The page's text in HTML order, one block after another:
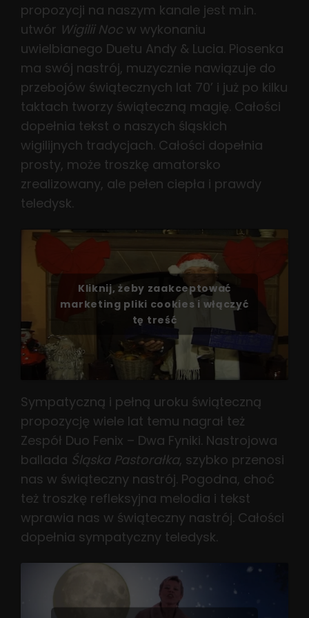
propozycji na naszym kanale jest m.in.
utwór Wigilii Noc w wykonaniu
uwielbianego Duetu Andy & Lucia. Piosenka
ma swój nastrój, muzycznie nawiązuje do
przebojów świątecznych lat 70’ i już po kilku
taktach tworzy świąteczną magię. Całości
dopełnia tekst o naszych śląskich
wigilijnych tradycjach. Całości dopełnia
prosty, może troszkę amatorsko
zrealizowany, ale pełen ciepła i prawdy
teledysk.
Kliknij, żeby zaakceptować
marketing pliki cookies i włączyć
tę treść
Sympatyczną i pełną uroku świąteczną
propozycję wiele lat temu nagrał też
Zespół Duo Fenix – Dwa Fyniki. Nastrojowa
ballada Śląska Pastorałka, szybko przenosi
nas w świąteczny nastrój. Pogodna, choć
też troszkę refleksyjna melodia i tekst
wprawia nas w świąteczny nastrój. Całości
dopełnia sympatyczny teledysk.